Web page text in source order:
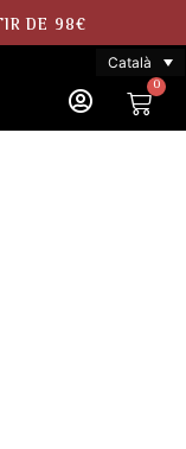
DE 98€
Català
0